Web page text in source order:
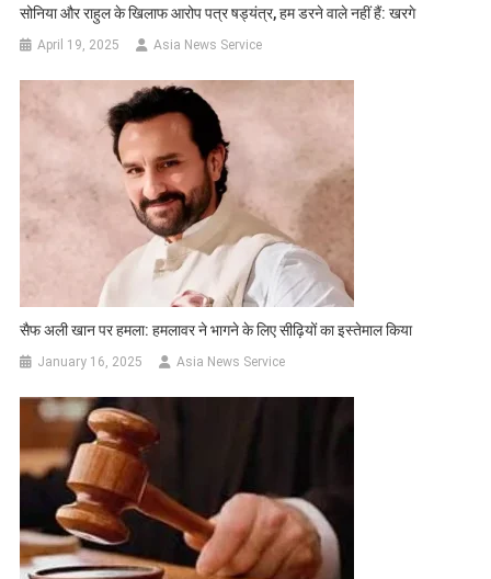
सोनिया और राहुल के खिलाफ आरोप पत्र षड्यंत्र, हम डरने वाले नहीं हैं: खरगे
April 19, 2025 Asia News Service
सैफ अली खान पर हमला: हमलावर ने भागने के लिए सीढ़ियों का इस्तेमाल किया
January 16, 2025 Asia News Service